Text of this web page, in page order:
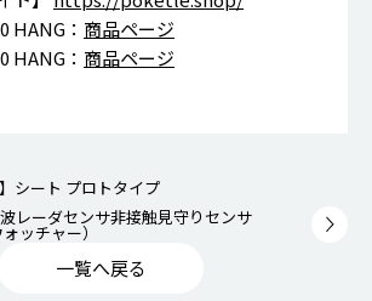
HANG： 商品ページ
HANG： 商品ページ
シート プロトタイプ
一覧へ戻る
波レーダセンサ非接触見守りセンサ
ッチャー）